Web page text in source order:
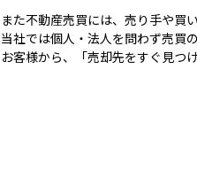
また不動産売買には、売り手や買
当社では個人・法人を問わず売買
お客様から、「売却先をすぐ見つ